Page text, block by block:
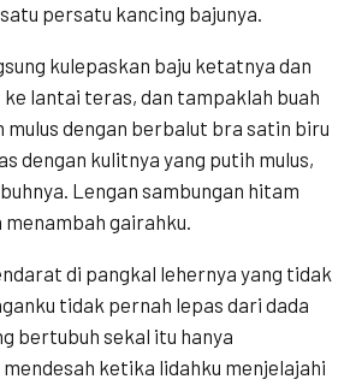
persatu kancing bajunya.
kulepaskan baju ketatnya dan
lantai teras, dan tampaklah buah
mulus dengan berbalut bra satin biru
dengan kulitnya yang putih mulus,
Lengan sambungan hitam
gairahku.
di pangkal lehernya yang tidak
tidak pernah lepas dari dada
bertubuh sekal itu hanya
ketika lidahku menjelajahi